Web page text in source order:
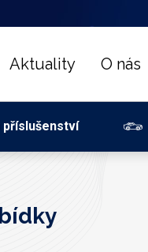
Aktuality O nás
příslušenství